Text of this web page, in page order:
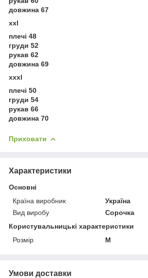
довжина 67
xxl
плечі 48
груди 52
рукав 62
довжина 69
xxxl
плечі 50
груди 54
рукав 66
довжина 70
Приховати
Характеристики
Основні
Країна виробник
Україна
Вид виробу
Сорочка
Користувальницькі характеристики
Розмір
M
Умови доставки